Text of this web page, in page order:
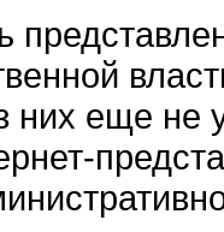
них еще не